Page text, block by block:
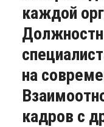
каждой
на
кадров с